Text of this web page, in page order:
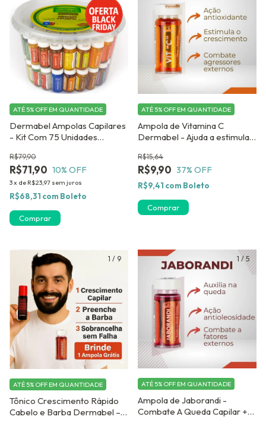
Dermabel Ampolas Capilares
- Kit Com 75 Unidades
DE BRINDE ! !
R$71,90
R$79,90
10% OFF
3x de R$23,97 sem juros
ATÉ 5% OFF EM QUANTIDADE
R$68,31 com Boleto
Ampola de Vitamina C
Dermabel - Ajuda a estimular
com 04 unidades
R$9,90
R$15,64
37% OFF
ATÉ 5% OFF EM QUANTIDADE
R$9,41 com Boleto
1 / 9
Tônico Crescimento Rápido
Cabelo e Barba Dermabel –
ATÉ 5% OFF EM QUANTIDADE
1 /5
Ampola de Jaborandi -
Combate A Queda Capilar +
ATÉ 5% OFF EM QUANTIDADE